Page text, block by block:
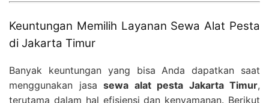
Keuntungan Memilih Layanan Sewa Alat Pesta
di Jakarta Timur
Banyak keuntungan yang bisa Anda dapatkan saat
menggunakan jasa sewa alat pesta Jakarta Timur,
terutama dalam hal efisiensi dan kenyamanan. Berikut